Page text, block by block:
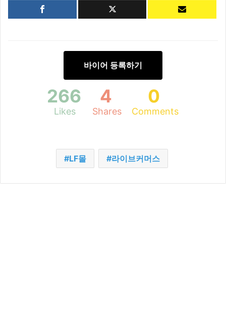
바이어 등록하기
266
Likes
4
Shares
0
Comments
LF몰 라이브커머스